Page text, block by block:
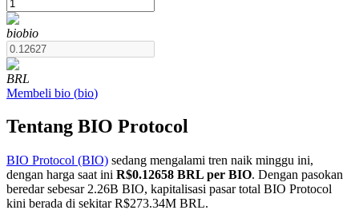
COIN-M Berjangka
Mata Uang Kripto Berjangka
biobio
BRL
Membeli bio (bio)
Tentang BIO Protocol
BIO Protocol (BIO) sedang mengalami tren naik minggu ini,
dengan harga saat ini R$0.12658 BRL per BIO. Dengan pasokan
beredar sebesar 2.26B BIO, kapitalisasi pasar total BIO Protocol
kini berada di sekitar R$273.34M BRL.